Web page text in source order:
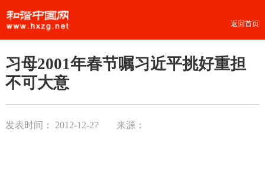
返回首页
习母2001年春节嘱习近平挑好重担
不可大意
发表时间： 2012-12-27 来源：